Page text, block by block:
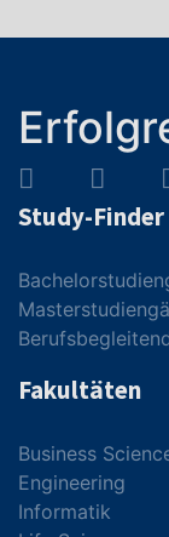
Study-Finder
Fakultäten
Business
Engineering
Informatik